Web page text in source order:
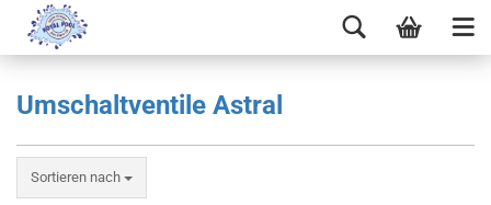
Umschaltventile Astral
Sortieren nach